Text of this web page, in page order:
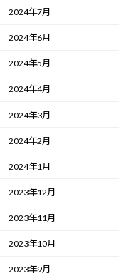
2024年7月
2024年6月
2024年5月
2024年4月
2024年3月
2024年2月
2024年1月
2023年12月
2023年11月
2023年10月
2023年9月